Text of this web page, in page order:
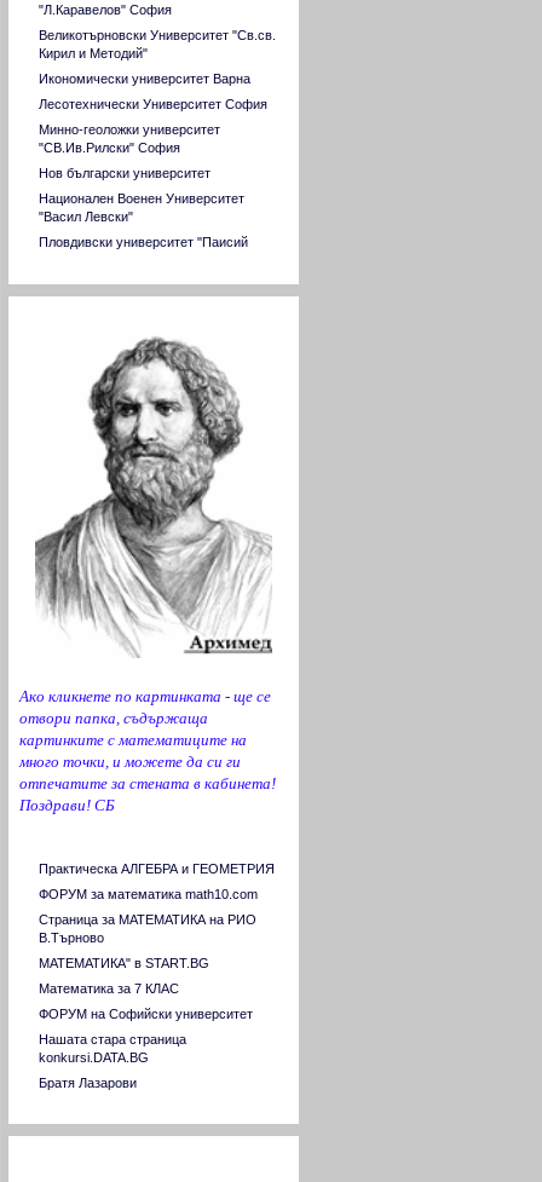
"Л.Каравелов" София
Великотърновски Университет "Св.св.
Кирил и Методий"
Икономически университет Варна
Лесотехнически Университет София
Минно-геоложки университет
"СВ.Ив.Рилски" София
Нов български университет
Национален Военен Университет
"Васил Левски"
Пловдивски университет "Паисий
Русенски университет "Ангел Кънчев"
Стопанска академия "Димитър Ценов"
Тракийски университет Стара Загора
Технически университет София
Технически университет Варна
Технически университет ГАБРОВО
Университет за национално и световно
стопанство
Университет по архитектура,
строителство и геодезия
Университет по хранителни технологии
Пловдив
Химикотехнологичен и металургичен
Преславски"
Югозападен университет "Неофит
Рилски"- Благоевград
Университет "Професор д-р Асен
Златаров" - Бургас
Аграрен университет - Пловдив
Ако кликнете по картинката - ще се
отвори папка, съдържаща
картинките с математиците на
много точки, и можете да си ги
отпечатите за стената в кабинета!
Поздрави! СБ
Практическа АЛГЕБРА и ГЕОМЕТРИЯ
ФОРУМ за математика math10.com
Страница за МАТЕМАТИКА на РИО
В.Търново
МАТЕМАТИКА" в START.BG
Математика за 7 КЛАС
ФОРУМ на Софийски университет
Нашата стара страница
konkursi.DATA.BG
Братя Лазарови